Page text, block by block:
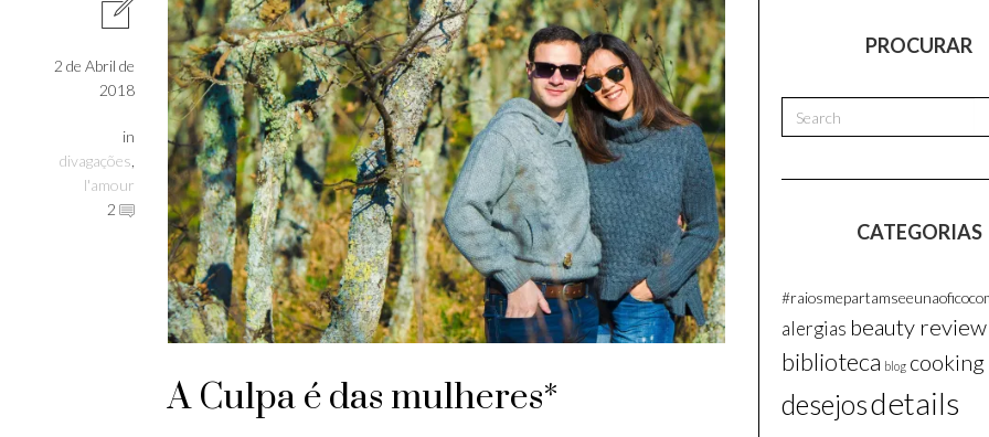
2 de Abril de
2018
in
divagações
l'amour
2
A Culpa é das mulheres*
PROCURAR
CATEGORIAS
alergias beauty review
biblioteca blog cooking
desejosdetails